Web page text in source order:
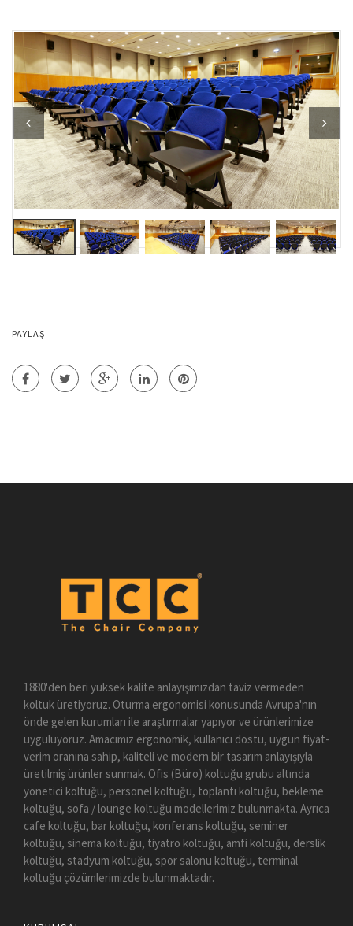
Previous Next
PAYLAŞ
1880'den beri yüksek kalite anlayışımızdan taviz vermeden
koltuk üretiyoruz. Oturma ergonomisi konusunda Avrupa'nın
önde gelen kurumları ile araştırmalar yapıyor ve ürünlerimize
uyguluyoruz. Amacımız ergonomik, kullanıcı dostu, uygun fiyat-
verim oranına sahip, kaliteli ve modern bir tasarım anlayışıyla
üretilmiş ürünler sunmak. Ofis (Büro) koltuğu grubu altında
yönetici koltuğu, personel koltuğu, toplantı koltuğu, bekleme
koltuğu, sofa / lounge koltuğu modellerimiz bulunmakta. Ayrıca
cafe koltuğu, bar koltuğu, konferans koltuğu, seminer
koltuğu, sinema koltuğu, tiyatro koltuğu, amfi koltuğu, derslik
koltuğu, stadyum koltuğu, spor salonu koltuğu, terminal
koltuğu çözümlerimizde bulunmaktadır.